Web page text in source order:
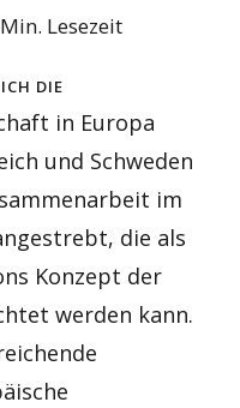
Min. Lesezeit
die
in Europa
und Schweden
im
die als
Konzept der
werden kann.